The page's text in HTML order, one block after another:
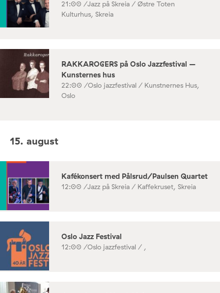
21:00 /Jazz på Skreia / Østre Toten
Kulturhus, Skreia
RAKKAROGERS på Oslo Jazzfestival –
Kunsternes hus
22:00 /Oslo jazzfestival / Kunstnernes Hus,
Oslo
15. august
Kafékonsert med Pålsrud/Paulsen Quartet
12:00 /Jazz på Skreia / Kaffekruset, Skreia
Oslo Jazz Festival
12:00 /Oslo jazzfestival / ,